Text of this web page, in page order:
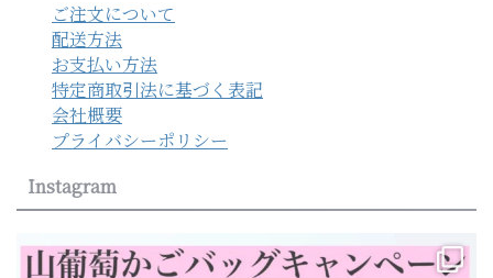
ご注文について
配送方法
お支払い方法
特定商取引法に基づく表記
会社概要
プライバシーポリシー
Instagram